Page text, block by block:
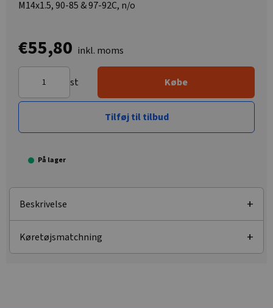
M14x1.5, 90-85 & 97-92C, n/o
€55,80 inkl. moms
st Købe
Tilføj til tilbud
På lager
Beskrivelse
Køretøjsmatchning